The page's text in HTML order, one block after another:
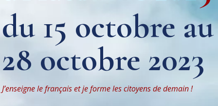
du 15 octobre au
28 octobre 2023
J’enseigne le français et je forme les citoyens de demain !